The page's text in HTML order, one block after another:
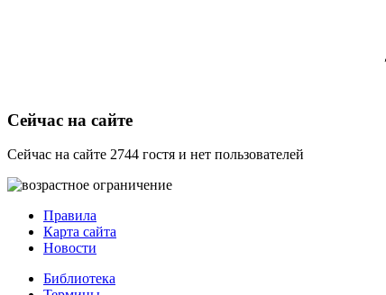
Сейчас на сайте
Сейчас на сайте 2744 гостя и нет пользователей
Правила
Карта сайта
Новости
Библиотека